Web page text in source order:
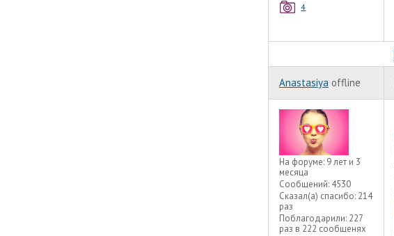
4
Anastasiya offline
На форуме: 9 лет и 3
месяца
Сообщений: 4530
Сказал(а) спасибо: 214
раз
Поблагодарили: 227
раз в 222 сообщенях